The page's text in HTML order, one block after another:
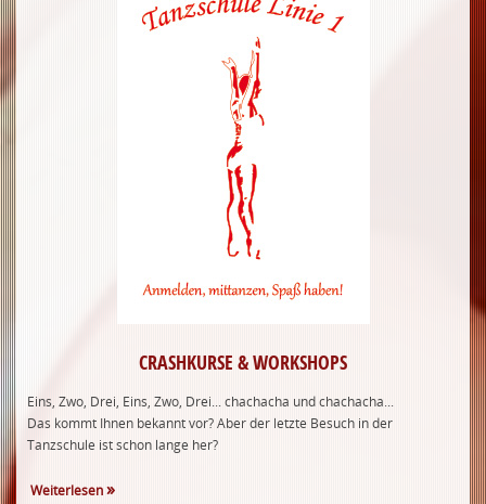
CRASHKURSE & WORKSHOPS
Eins, Zwo, Drei, Eins, Zwo, Drei... chachacha und chachacha...
Das kommt Ihnen bekannt vor? Aber der letzte Besuch in der
Tanzschule ist schon lange her?
Weiterlesen